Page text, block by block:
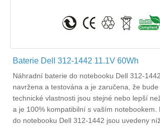
Baterie Dell 312-1442 11.1V 60Wh
Náhradní baterie do notebooku Dell 312-1442
navržena a testována a je zaručena, že
technické vlastnosti jsou stejné nebo lepší
a je 100% kompatibilní s vaším notebookem.
do notebooku Dell 312-1442 jsou uvedeny